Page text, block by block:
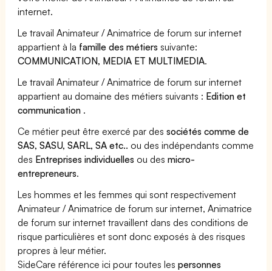
internet.
Le travail Animateur / Animatrice de forum sur internet
appartient à la famille des métiers suivante:
COMMUNICATION, MEDIA ET MULTIMEDIA.
Le travail Animateur / Animatrice de forum sur internet
appartient au domaine des métiers suivants : Edition et
communication .
Ce métier peut être exercé par dessociétés comme de
SAS, SASU, SARL, SA etc.. ou des indépendants comme
des Entreprises individuelles ou desmicro-
entrepreneurs.
Les hommes et les femmes qui sont respectivement
Animateur / Animatrice de forum sur internet, Animatrice
de forum sur internet travaillent dans des conditions de
risque particulières et sont donc exposés à des risques
propres à leur métier.
SideCare référence ici pour toutes lespersonnes